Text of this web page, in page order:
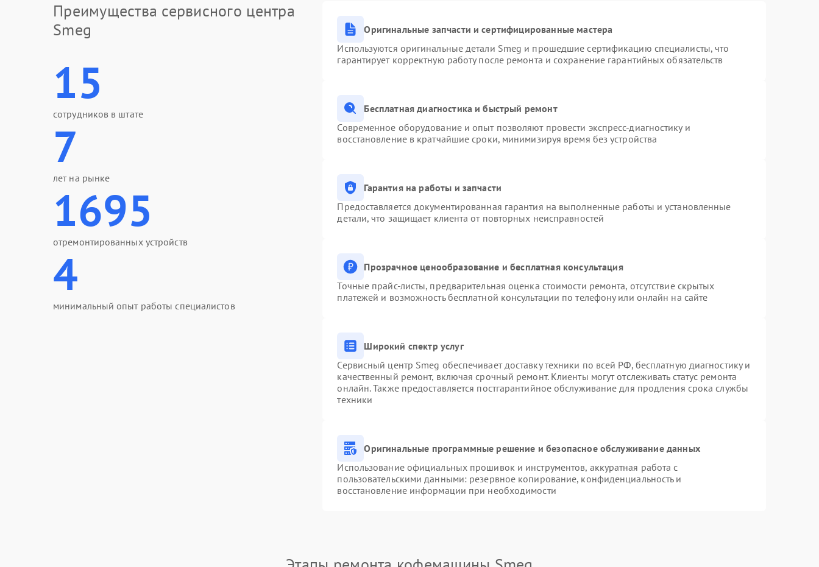
Преимущества сервисного центра
Smeg
15
сотрудников в штате
7
лет на рынке
1695
отремонтированных устройств
4
минимальный опыт работы специалистов
Оригинальные запчасти и сертифицированные мастера
Используются оригинальные детали Smeg и прошедшие сертификацию специалисты, что
гарантирует корректную работу после ремонта и сохранение гарантийных обязательств
Бесплатная диагностика и быстрый ремонт
Современное оборудование и опыт позволяют провести экспресс-диагностику и
восстановление в кратчайшие сроки, минимизируя время без устройства
Гарантия на работы и запчасти
Предоставляется документированная гарантия на выполненные работы и установленные
детали, что защищает клиента от повторных неисправностей
Прозрачное ценообразование и бесплатная консультация
Точные прайс-листы, предварительная оценка стоимости ремонта, отсутствие скрытых
платежей и возможность бесплатной консультации по телефону или онлайн на сайте
Широкий спектр услуг
Сервисный центр Smeg обеспечивает доставку техники по всей РФ, бесплатную диагностику и
качественный ремонт, включая срочный ремонт. Клиенты могут отслеживать статус ремонта
онлайн. Также предоставляется постгарантийное обслуживание для продления срока службы
техники
Оригинальные программные решение и безопасное обслуживание данных
Использование официальных прошивок и инструментов, аккуратная работа с
пользовательскими данными: резервное копирование, конфиденциальность и
восстановление информации при необходимости